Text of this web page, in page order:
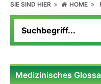
SIE SIND HIER HOME
Medizinisches